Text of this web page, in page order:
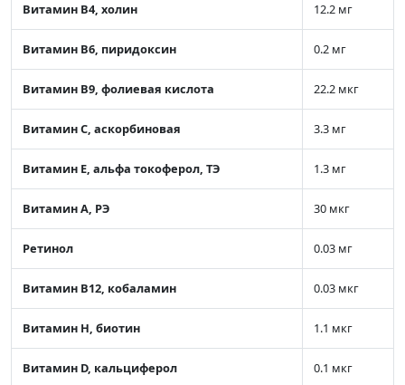
Витамин В4, холин 12.2 мг
Витамин В6, пиридоксин 0.2 мг
Витамин В9, фолиевая кислота 22.2 мкг
Витамин C, аскорбиновая 3.3 мг
Витамин Е, альфа токоферол, ТЭ 1.3 мг
Витамин А, РЭ 30 мкг
Ретинол 0.03 мг
Витамин В12, кобаламин 0.03 мкг
Витамин Н, биотин 1.1 мкг
Витамин D, кальциферол 0.1 мкг